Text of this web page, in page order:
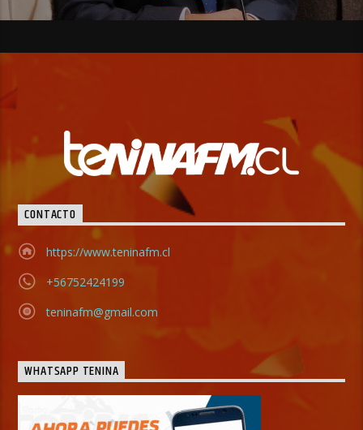
CONTACTO
https://www.teninafm.cl
+56752424199
teninafm@gmail.com
WHATSAPP TENINA